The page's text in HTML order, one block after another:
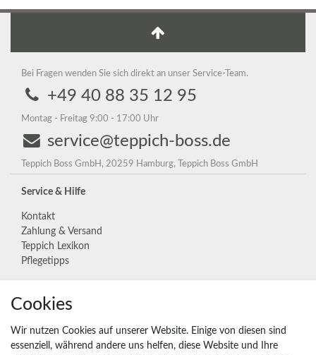
Bei Fragen wenden Sie sich direkt an unser Service-Team.
+49 40 88 35 12 95
Montag - Freitag 9:00 - 17:00 Uhr
service@teppich-boss.de
Teppich Boss GmbH, 20259 Hamburg, Teppich Boss GmbH
Service & Hilfe
Kontakt
Zahlung & Versand
Teppich Lexikon
Pflegetipps
Unternehmen
Widerrufs­recht
Vertrag widerrufen
Cookies
Wir nutzen Cookies auf unserer Website. Einige von diesen sind
essenziell, während andere uns helfen, diese Website und Ihre